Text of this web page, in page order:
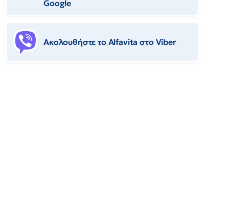
Google
Ακολουθήστε το Αlfavita στο Viber